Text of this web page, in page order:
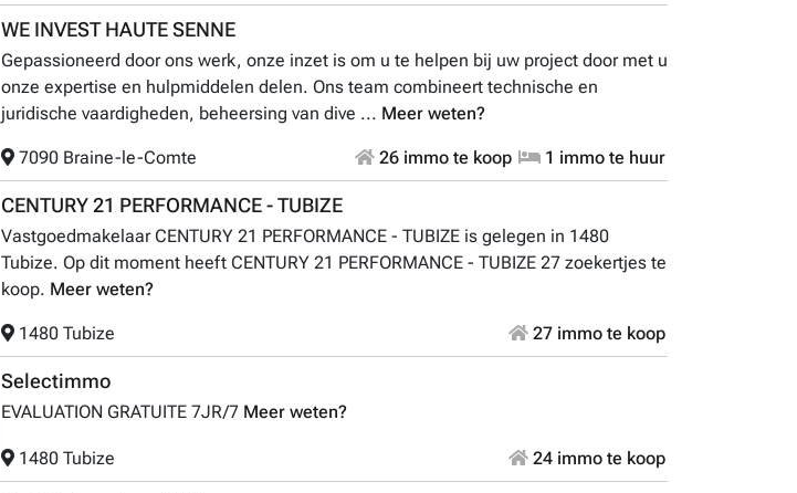
WE INVEST HAUTE SENNE
Gepassioneerd door ons werk, onze inzet is om u te helpen bij uw project door met u
onze expertise en hulpmiddelen delen. Ons team combineert technische en
juridische vaardigheden, beheersing van dive ... Meer weten?
7090 Braine-le-Comte 26 immo te koop 1 immo te huur
CENTURY 21 PERFORMANCE - TUBIZE
Vastgoedmakelaar CENTURY 21 PERFORMANCE - TUBIZE is gelegen in 1480
Tubize. Op dit moment heeft CENTURY 21 PERFORMANCE - TUBIZE 27 zoekertjes te
koop. Meer weten?
1480 Tubize 27 immo te koop
Selectimmo
EVALUATION GRATUITE 7JR/7 Meer weten?
1480 Tubize 24 immo te koop